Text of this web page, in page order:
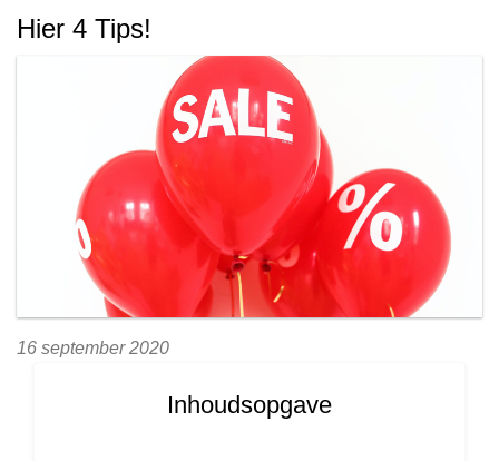
Hier 4 Tips!
16 september 2020
Inhoudsopgave